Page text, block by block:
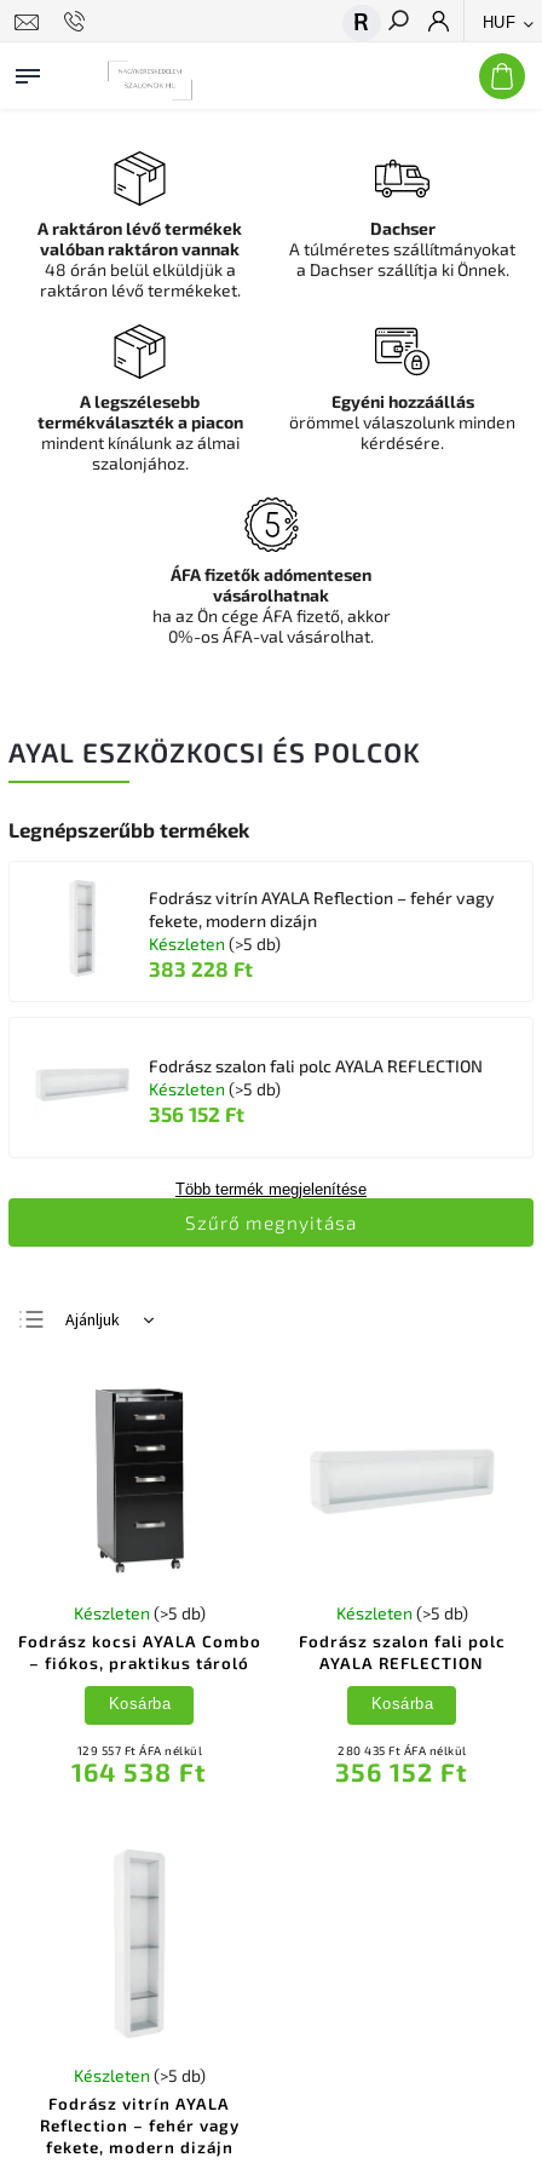
HUF
Keresés
AYAL ESZKÖZKOCSI ÉS POLCOK
Legnépszerűbb termékek
Fodrász vitrín AYALA Reflection – fehér vagy
fekete, modern dizájn
Készleten (>5 db)
383 228 Ft
Fodrász szalon fali polc AYALA REFLECTION
Készleten (>5 db)
356 152 Ft
Több termék megjelenítése
Ajánljuk
Legdrágább
Legnépszerűbb
termékek
ABC szerint
Szűrő megnyitása
Fodrász kocsi AYALA Combo
– fiókos, praktikus tároló
Készleten (>5 db)
129 557 Ft ÁFA nélkül
164 538 Ft
Kosárba
Fodrász szalon fali polc
AYALA REFLECTION
Készleten (>5 db)
280 435 Ft ÁFA nélkül
356 152 Ft
Kosárba
Fodrász vitrín AYALA
Reflection – fehér vagy
fekete, modern dizájn
Készleten (>5 db)
A raktáron lévő termékek
valóban raktáron vannak
48 órán belül elküldjük a
raktáron lévő termékeket.
Dachser
A túlméretes szállítmányokat
a Dachser szállítja ki Önnek.
A legszélesebb
termékválaszték a piacon
mindent kínálunk az álmai
szalonjához.
Egyéni hozzáállás
örömmel válaszolunk minden
kérdésére.
ÁFA fizetők adómentesen
vásárolhatnak
ha az Ön cége ÁFA fizető, akkor
0%-os ÁFA-val vásárolhat.